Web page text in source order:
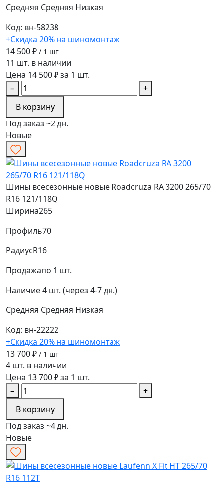
Средняя Средняя Низкая
Код: вн-58238
+Скидка 20% на шиномонтаж
14 500 ₽ / 1 шт
11 шт. в наличии
Цена 14 500 ₽ за 1 шт.
−
+
В корзину
Под заказ ~2 дн.
Новые
Шины всесезонные новые Roadcruza RA 3200 265/70
R16 121/118Q
Ширина265
Профиль70
РадиусR16
Продажапо 1 шт.
Наличие4 шт. (через 4-7 дн.)
Средняя Средняя Низкая
Код: вн-22222
+Скидка 20% на шиномонтаж
13 700 ₽ / 1 шт
4 шт. в наличии
Цена 13 700 ₽ за 1 шт.
−
+
В корзину
Под заказ ~4 дн.
Новые